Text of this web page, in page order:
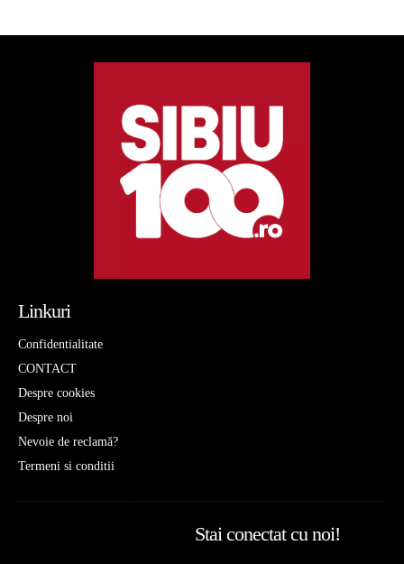
Linkuri
Confidentialitate
CONTACT
Despre cookies
Despre noi
Nevoie de reclamă?
Termeni si conditii
Stai conectat cu noi!